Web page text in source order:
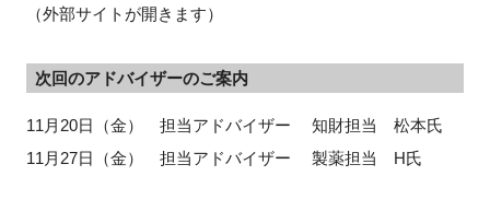
（外部サイトが開きます）
次回のアドバイザーのご案内
11月20日（金） 担当アドバイザー 知財担当 松本氏
11月27日（金） 担当アドバイザー 製薬担当 H氏